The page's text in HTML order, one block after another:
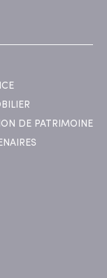
DE PATRIMOINE